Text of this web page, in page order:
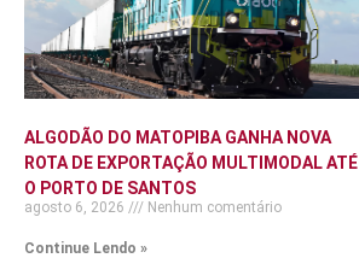
ALGODÃO DO MATOPIBA GANHA NOVA
ROTA DE EXPORTAÇÃO MULTIMODAL ATÉ
O PORTO DE SANTOS
agosto 6, 2026 Nenhum comentário
Continue Lendo »